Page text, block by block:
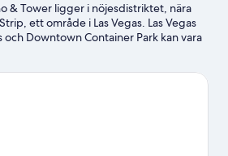
& Tower ligger i nöjesdistriktet, nära
ett område i Las Vegas. Las Vegas
Downtown Container Park kan vara
shopping på programmet, och den
och High Roller. Sugen på en utekväll?